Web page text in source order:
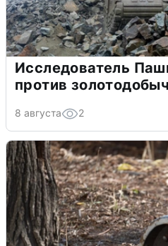
Исследователь
против
8 августа 2